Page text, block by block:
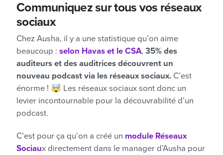
Communiquez sur tous vos réseaux
sociaux
Chez Ausha, il y a une statistique qu’on aime
beaucoup : selon Havas et le CSA, 35% des
auditeurs et des auditrices découvrent un
nouveau podcast via les réseaux sociaux. C’est
énorme ! 🤯 Les réseaux sociaux sont donc un
levier incontournable pour la découvrabilité d’un
podcast.
C’est pour ça qu’on a créé un module Réseaux
Sociaux directement dans le manager d’Ausha pour